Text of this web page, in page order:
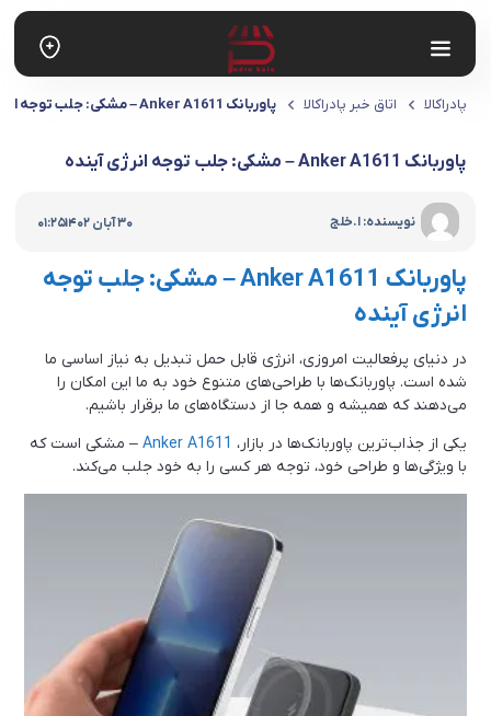
پادراکالا اتاق خبر پادراکالا پاوربانک Anker A1611 – مشکی: جلب توجه انرژی آینده
پاوربانک Anker A1611 – مشکی: جلب توجه انرژی آینده
نویسنده: ا.خلج 30 آبان 1402 |
01:25
پاوربانک Anker A1611 – مشکی: جلب توجه
انرژی آینده
در دنیای پرفعالیت امروزی، انرژی قابل حمل تبدیل به نیاز اساسی ما
شده است. پاوربانک‌ها با طراحی‌های متنوع خود به ما این امکان را
می‌دهند که همیشه و همه جا از دستگاه‌های ما برقرار باشیم.
یکی از جذاب‌ترین پاوربانک‌ها در بازار، Anker A1611 – مشکی است که
با ویژگی‌ها و طراحی خود، توجه هر کسی را به خود جلب می‌کند.